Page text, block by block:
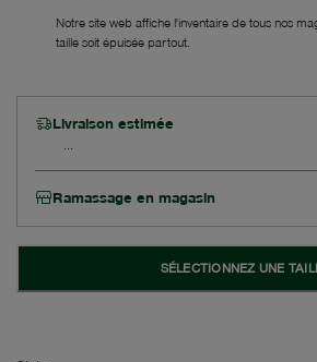
Notre site web affiche l'inventaire de tous nos
taille soit épuisée partout.
Livraison estimée
Ramassage en magasin
SÉLECTIONNEZ UNE